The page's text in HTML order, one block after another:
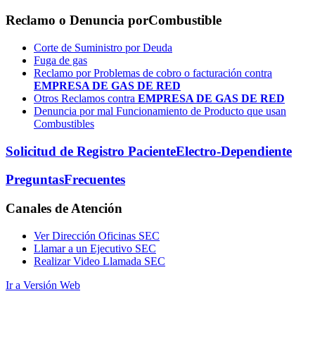
Reclamo o Denuncia porCombustible
Corte de Suministro por Deuda
Fuga de gas
Reclamo por Problemas de cobro o facturación contra
EMPRESA DE GAS DE RED
Otros Reclamos contra EMPRESA DE GAS DE RED
Denuncia por mal Funcionamiento de Producto que usan
Combustibles
Solicitud de Registro PacienteElectro-Dependiente
PreguntasFrecuentes
Canales de Atención
Ver Dirección Oficinas SEC
Llamar a un Ejecutivo SEC
Realizar Video Llamada SEC
Ir a Versión Web